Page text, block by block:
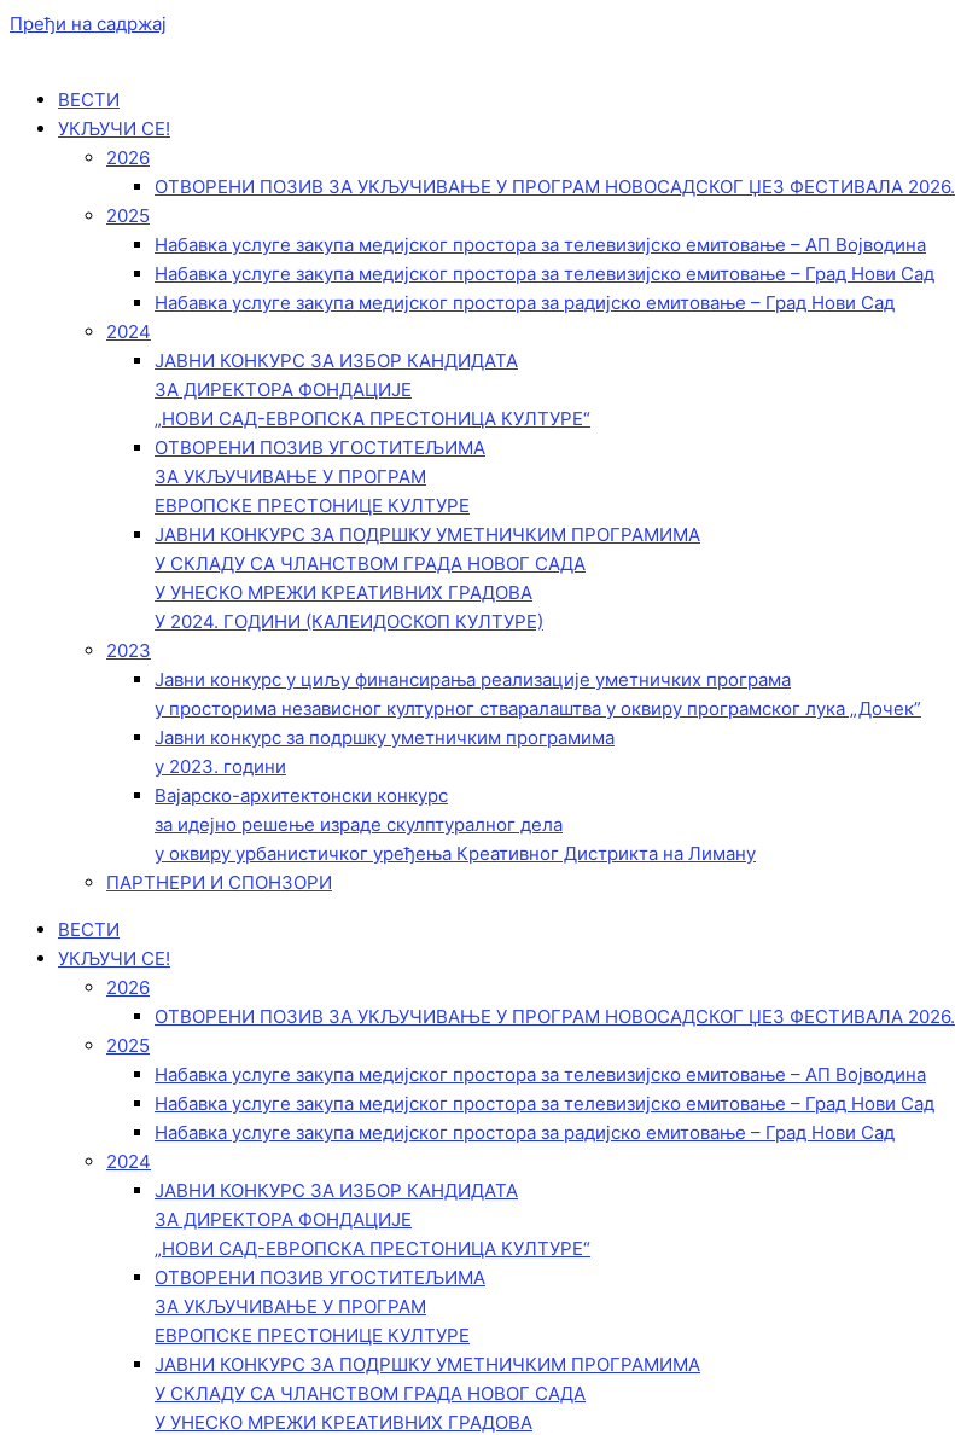
Пређи на садржај
ВЕСТИ
УКЉУЧИ СЕ!
2026
ОТВОРЕНИ ПОЗИВ ЗА УКЉУЧИВАЊЕ У ПРОГРАМ НОВОСАДСКОГ ЏЕЗ ФЕСТИВАЛА 2026.
2025
Набавка услуге закупа медијског простора за телевизијско емитовање – АП Војводинa
Набавка услуге закупа медијског простора за телевизијско емитовање – Град Нови Сад
Набавка услуге закупа медијског простора за радијско емитовање – Град Нови Сад
2024
ЈАВНИ КОНКУРС ЗА ИЗБОР КАНДИДАТА
ЗА ДИРЕКТОРА ФОНДАЦИЈЕ
„НОВИ САД-ЕВРОПСКА ПРЕСТОНИЦА КУЛТУРЕ“
ОТВОРЕНИ ПОЗИВ УГОСТИТЕЉИМА
ЗА УКЉУЧИВАЊЕ У ПРОГРАМ
ЕВРОПСКЕ ПРЕСТОНИЦЕ КУЛТУРЕ
ЈАВНИ КОНКУРС ЗА ПОДРШКУ УМЕТНИЧКИМ ПРОГРАМИМА
У СКЛАДУ СА ЧЛАНСТВОМ ГРАДА НОВОГ САДА
У УНЕСКО МРЕЖИ КРЕАТИВНИХ ГРАДОВА
У 2024. ГОДИНИ (КАЛЕИДОСКОП КУЛТУРЕ)
2023
Јавни конкурс у циљу финансирања реализације уметничких програма
у просторима независног културног стваралаштва у оквиру програмског лука „Дочек”
Јавни конкурс за подршку уметничким програмима
у 2023. години
Вајарско-архитектонски конкурс
за идејно решење израде скулптуралног дела
у оквиру урбанистичког уређења Креативног Дистрикта на Лиману
ПАРТНЕРИ И СПОНЗОРИ
ВЕСТИ
УКЉУЧИ СЕ!
2026
ОТВОРЕНИ ПОЗИВ ЗА УКЉУЧИВАЊЕ У ПРОГРАМ НОВОСАДСКОГ ЏЕЗ ФЕСТИВАЛА 2026.
2025
Набавка услуге закупа медијског простора за телевизијско емитовање – АП Војводинa
Набавка услуге закупа медијског простора за телевизијско емитовање – Град Нови Сад
Набавка услуге закупа медијског простора за радијско емитовање – Град Нови Сад
2024
ЈАВНИ КОНКУРС ЗА ИЗБОР КАНДИДАТА
ЗА ДИРЕКТОРА ФОНДАЦИЈЕ
„НОВИ САД-ЕВРОПСКА ПРЕСТОНИЦА КУЛТУРЕ“
ОТВОРЕНИ ПОЗИВ УГОСТИТЕЉИМА
ЗА УКЉУЧИВАЊЕ У ПРОГРАМ
ЕВРОПСКЕ ПРЕСТОНИЦЕ КУЛТУРЕ
ЈАВНИ КОНКУРС ЗА ПОДРШКУ УМЕТНИЧКИМ ПРОГРАМИМА
У СКЛАДУ СА ЧЛАНСТВОМ ГРАДА НОВОГ САДА
У УНЕСКО МРЕЖИ КРЕАТИВНИХ ГРАДОВА